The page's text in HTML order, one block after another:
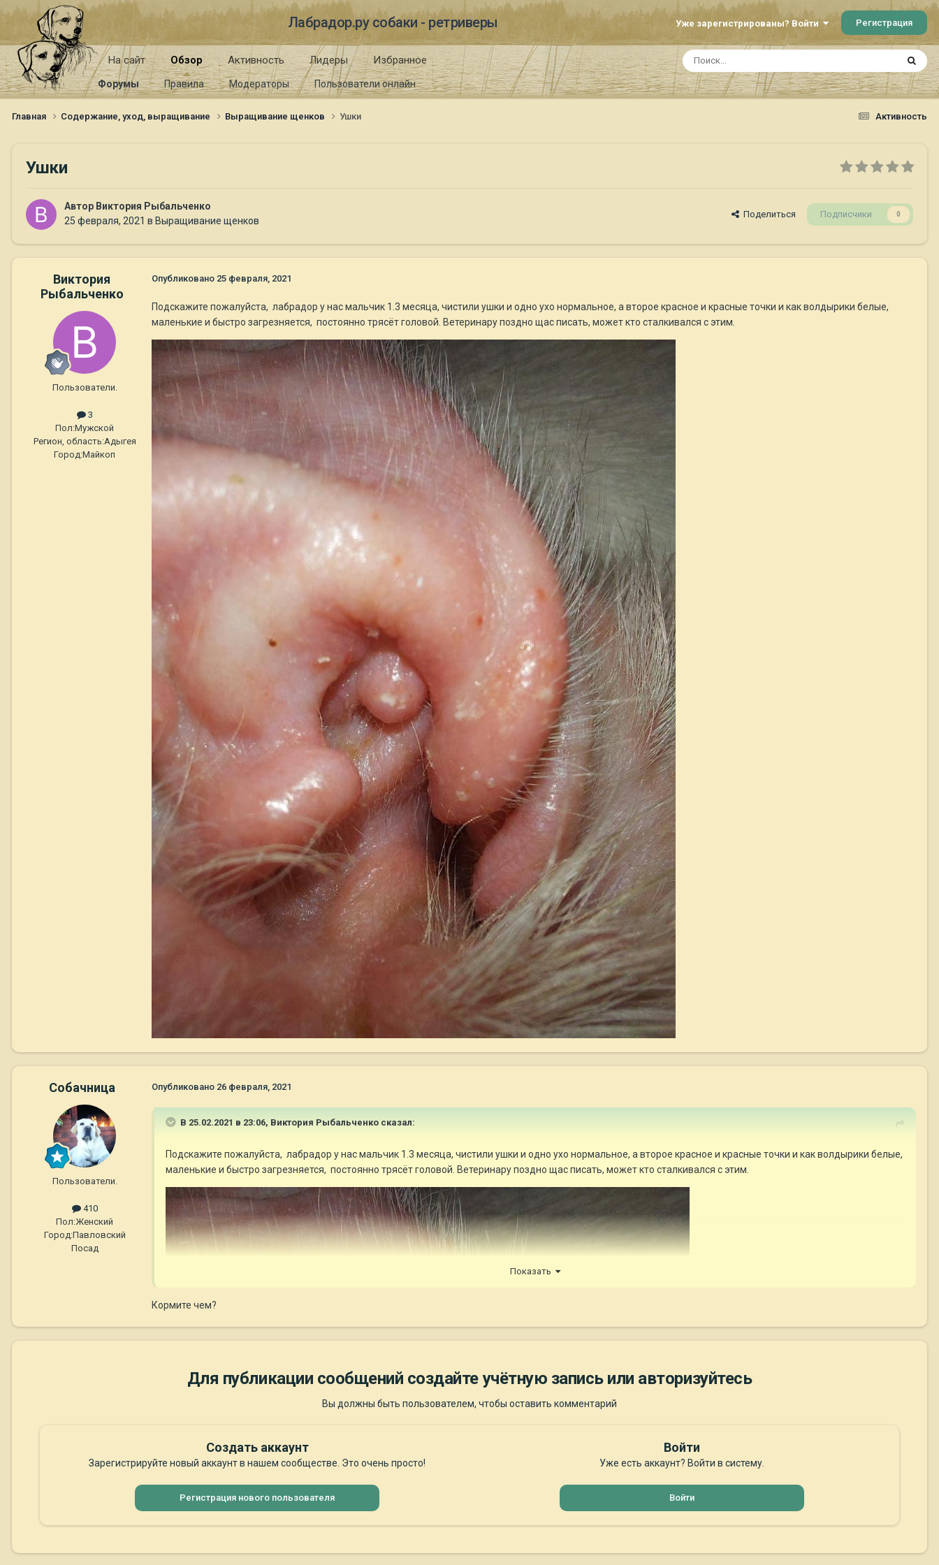
Лабрадор.ру собаки - ретриверы Уже зарегистрированы? Войти Регистрация
На сайт Обзор
Форумы Правила Модераторы Пользователи онлайн
Активность Лидеры Избранное
Активность
Главная Содержание, уход, выращивание Выращивание щенков Ушки
Ушки
Автор Виктория Рыбальченко
25 февраля, 2021 в Выращивание щенков
Поделиться Подписчики 0
Виктория
Рыбальченко
Пользователи.
3
Пол:Мужской
Регион, область:Адыгея
Город:Майкоп
Опубликовано 25 февраля, 2021
Подскажите пожалуйста, лабрадор у нас мальчик 1.3 месяца, чистили ушки и одно ухо нормальное, а второе красное и красные точки и как волдырики белые,
маленькие и быстро загрезняется, постоянно трясёт головой. Ветеринару поздно щас писать, может кто сталкивался с этим.
Собачница
Пользователи.
410
Пол:Женский
Город:Павловский
Посад
Опубликовано 26 февраля, 2021
В 25.02.2021 в 23:06, Виктория Рыбальченко сказал:
Подскажите пожалуйста, лабрадор у нас мальчик 1.3 месяца, чистили ушки и одно ухо нормальное, а второе красное и красные точки и как волдырики белые,
маленькие и быстро загрезняется, постоянно трясёт головой. Ветеринару поздно щас писать, может кто сталкивался с этим.
Показать
Кормите чем?
Для публикации сообщений создайте учётную запись или авторизуйтесь
Вы должны быть пользователем, чтобы оставить комментарий
Создать аккаунт
Зарегистрируйте новый аккаунт в нашем сообществе. Это очень просто!
Регистрация нового пользователя
Войти
Уже есть аккаунт? Войти в систему.
Войти